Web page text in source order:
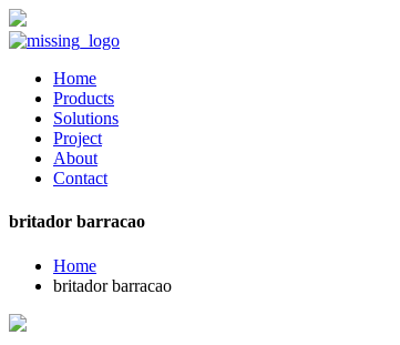
Home
Products
Solutions
Project
About
Contact
britador barracao
Home
britador barracao